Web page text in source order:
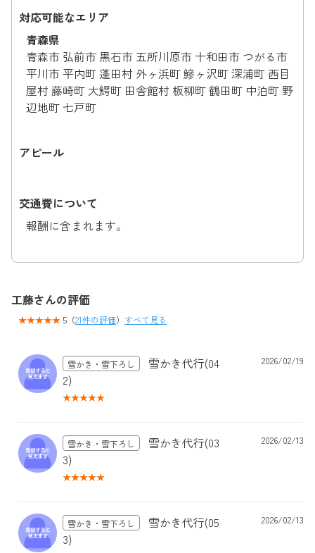
対応可能なエリア
青森県
青森市 弘前市 黒石市 五所川原市 十和田市 つがる市
平川市 平内町 蓬田村 外ヶ浜町 鰺ヶ沢町 深浦町 西目
屋村 藤崎町 大鰐町 田舎館村 板柳町 鶴田町 中泊町 野
辺地町 七戸町
アピール
交通費について
報酬に含まれます。
工藤さんの評価
5（21件の評価） すべて見る
雪かき・雪下ろし
雪かき代行(04
2)
2026/02/19
雪かき・雪下ろし
雪かき代行(03
3)
2026/02/13
雪かき・雪下ろし
雪かき代行(05
3)
2026/02/13